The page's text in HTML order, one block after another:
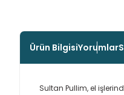
Ürün BilgisiYorumlar
Sultan Pullim, el